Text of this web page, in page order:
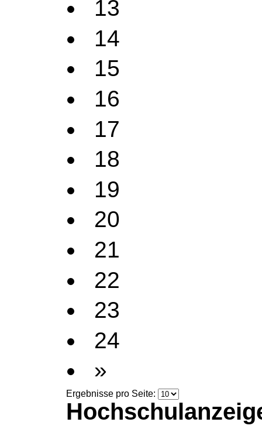
13
14
15
16
17
18
19
20
21
22
23
24
»
Ergebnisse pro Seite: